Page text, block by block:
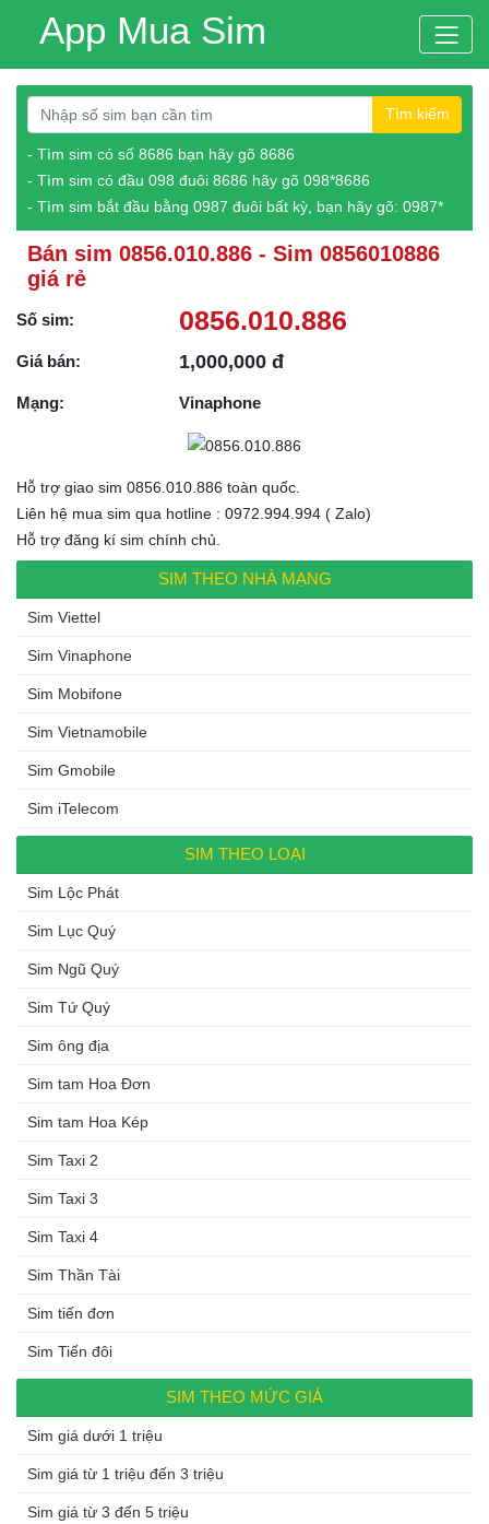
App Mua Sim
Tìm kiếm
- Tìm sim có số 8686 bạn hãy gõ 8686
- Tìm sim có đầu 098 đuôi 8686 hãy gõ 098*8686
- Tìm sim bắt đầu bằng 0987 đuôi bất kỳ, bạn hãy gõ: 0987*
Bán sim 0856.010.886 - Sim 0856010886
giá rẻ
Số sim: 0856.010.886
Giá bán: 1,000,000 đ
Mạng: Vinaphone
Hỗ trợ giao sim 0856.010.886 toàn quốc.
Liên hệ mua sim qua hotline : 0972.994.994 ( Zalo)
Hỗ trợ đăng kí sim chính chủ.
SIM THEO NHÀ MẠNG
Sim Viettel
Sim Vinaphone
Sim Mobifone
Sim Vietnamobile
Sim Gmobile
Sim iTelecom
SIM THEO LOẠI
Sim Lộc Phát
Sim Lục Quý
Sim Ngũ Quý
Sim Tứ Quý
Sim ông địa
Sim tam Hoa Đơn
Sim tam Hoa Kép
Sim Taxi 2
Sim Taxi 3
Sim Taxi 4
Sim Thần Tài
Sim tiến đơn
Sim Tiến đôi
SIM THEO MỨC GIÁ
Sim giá dưới 1 triệu
Sim giá từ 1 triệu đến 3 triệu
Sim giá từ 3 đến 5 triệu